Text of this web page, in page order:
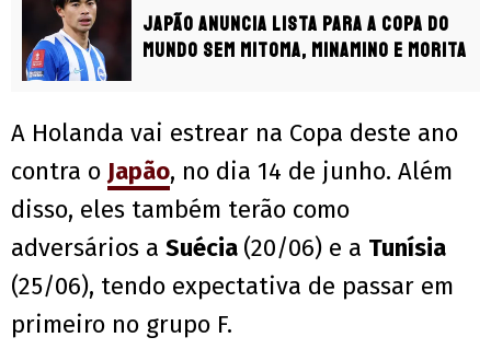
Japão anuncia lista para a Copa do
Mundo sem Mitoma, Minamino e Morita
A Holanda vai estrear na Copa deste ano
contra o Japão, no dia 14 de junho. Além
disso, eles também terão como
adversários a Suécia (20/06) e a Tunísia
(25/06), tendo expectativa de passar em
primeiro no grupo F.